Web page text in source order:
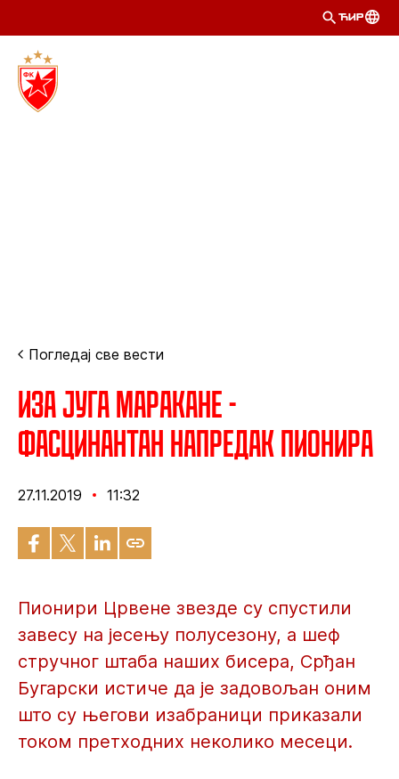
ЋИР
Погледај све вести
Иза југа Маракане -
Фасцинантан напредак пионира
27.11.2019 11:32
Пионири Црвене звезде су спустили
завесу на јесењу полусезону, а шеф
стручног штаба наших бисера, Срђан
Бугарски истиче да је задовољан оним
што су његови изабраници приказали
током претходних неколико месеци.